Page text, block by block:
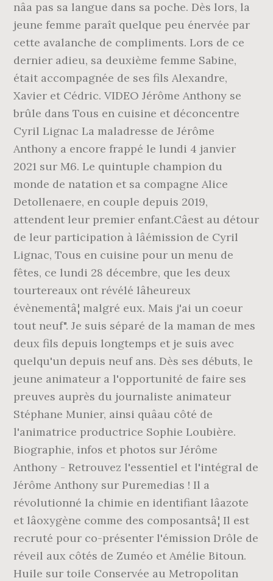
nâa pas sa langue dans sa poche. Dès lors, la
jeune femme paraît quelque peu énervée par
cette avalanche de compliments. Lors de ce
dernier adieu, sa deuxième femme Sabine,
était accompagnée de ses fils Alexandre,
Xavier et Cédric. VIDEO Jérôme Anthony se
brûle dans Tous en cuisine et déconcentre
Cyril Lignac La maladresse de Jérôme
Anthony a encore frappé le lundi 4 janvier
2021 sur M6. Le quintuple champion du
monde de natation et sa compagne Alice
Detollenaere, en couple depuis 2019,
attendent leur premier enfant.Câest au détour
de leur participation à lâémission de Cyril
Lignac, Tous en cuisine pour un menu de
fêtes, ce lundi 28 décembre, que les deux
tourtereaux ont révélé lâheureux
évènementâ¦ malgré eux. Mais j'ai un coeur
tout neuf". Je suis séparé de la maman de mes
deux fils depuis longtemps et je suis avec
quelqu'un depuis neuf ans. Dès ses débuts, le
jeune animateur a l'opportunité de faire ses
preuves auprès du journaliste animateur
Stéphane Munier, ainsi quâau côté de
l'animatrice productrice Sophie Loubière.
Biographie, infos et photos sur Jérôme
Anthony - Retrouvez l'essentiel et l'intégral de
Jérôme Anthony sur Puremedias ! Il a
révolutionné la chimie en identifiant lâazote
et lâoxygène comme des composantsâ¦ Il est
recruté pour co-présenter l'émission Drôle de
réveil aux côtés de Zuméo et Amélie Bitoun.
Huile sur toile Conservée au Metropolitan